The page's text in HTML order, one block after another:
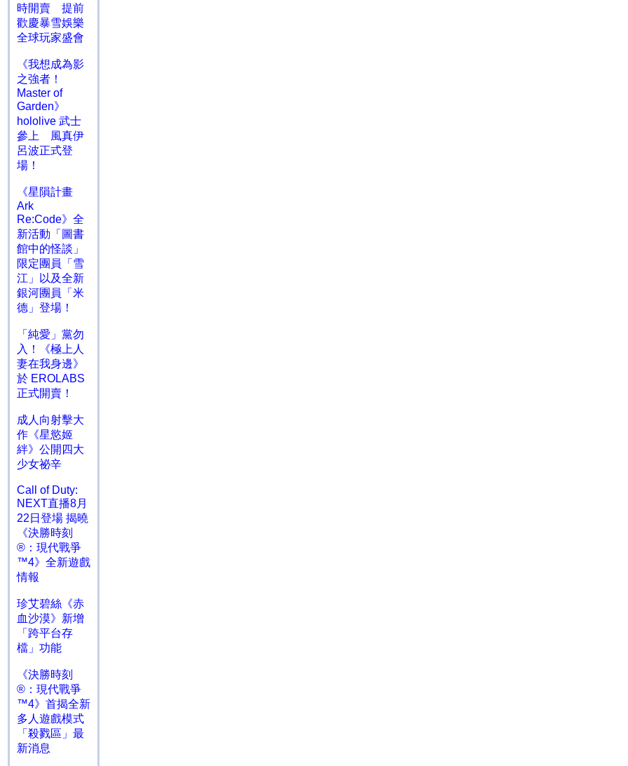
時開賣 提前
歡慶暴雪娛樂
全球玩家盛會
《我想成為影
之強者！
Master of
Garden》
hololive 武士
參上 風真伊
呂波正式登
場！
《星隕計畫
Ark
Re:Code》全
新活動「圖書
館中的怪談」
限定團員「雪
江」以及全新
銀河團員「米
德」登場！
「純愛」黨勿
入！《極上人
妻在我身邊》
於 EROLABS
正式開賣！
成人向射擊大
作《星慾姬
絆》公開四大
少女祕辛
Call of Duty:
NEXT直播8月
22日登場 揭曉
《決勝時刻
®：現代戰爭
™4》全新遊戲
情報
珍艾碧絲《赤
血沙漠》新增
「跨平台存
檔」功能
《決勝時刻
®：現代戰爭
™4》首揭全新
多人遊戲模式
「殺戮區」最
新消息